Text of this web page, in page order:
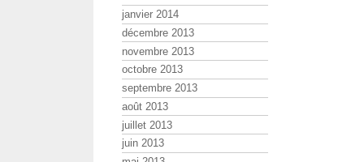
janvier 2014
décembre 2013
novembre 2013
octobre 2013
septembre 2013
août 2013
juillet 2013
juin 2013